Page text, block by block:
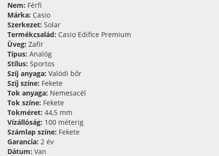
Nem: Férfi
Márka: Casio
Szerkezet: Solar
Termékcsalád: Casio Edifice Premium
Üveg: Zafír
Típus: Analóg
Stílus: Sportos
Szíj anyaga: Valódi bőr
Szíj színe: Fekete
Tok anyaga: Nemesacél
Tok színe: Fekete
Tokméret: 44,5 mm
Vízállóság: 100 méterig
Számlap színe: Fekete
Garancia: 2 év
Dátum: Van